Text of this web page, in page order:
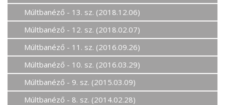
Múltbanéző - 13. sz. (2018.12.06)
Múltbanéző - 12. sz. (2018.02.07)
Múltbanéző - 11. sz. (2016.09.26)
Múltbanéző - 10. sz. (2016.03.29)
Múltbanéző - 9. sz. (2015.03.09)
Múltbanéző - 8. sz. (2014.02.28)